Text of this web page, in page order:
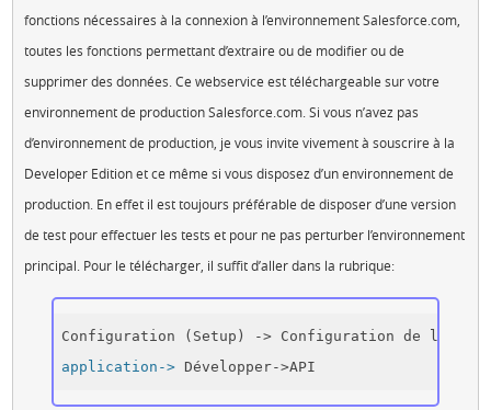
fonctions nécessaires à la connexion à l’environnement Salesforce.com,
toutes les fonctions permettant d’extraire ou de modifier ou de
supprimer des données. Ce webservice est téléchargeable sur votre
environnement de production Salesforce.com. Si vous n’avez pas
d’environnement de production, je vous invite vivement à souscrire à la
Developer Edition et ce même si vous disposez d’un environnement de
production. En effet il est toujours préférable de disposer d’une version
de test pour effectuer les tests et pour ne pas perturber l’environnement
principal. Pour le télécharger, il suffit d’aller dans la rubrique:
application-> Développer->API